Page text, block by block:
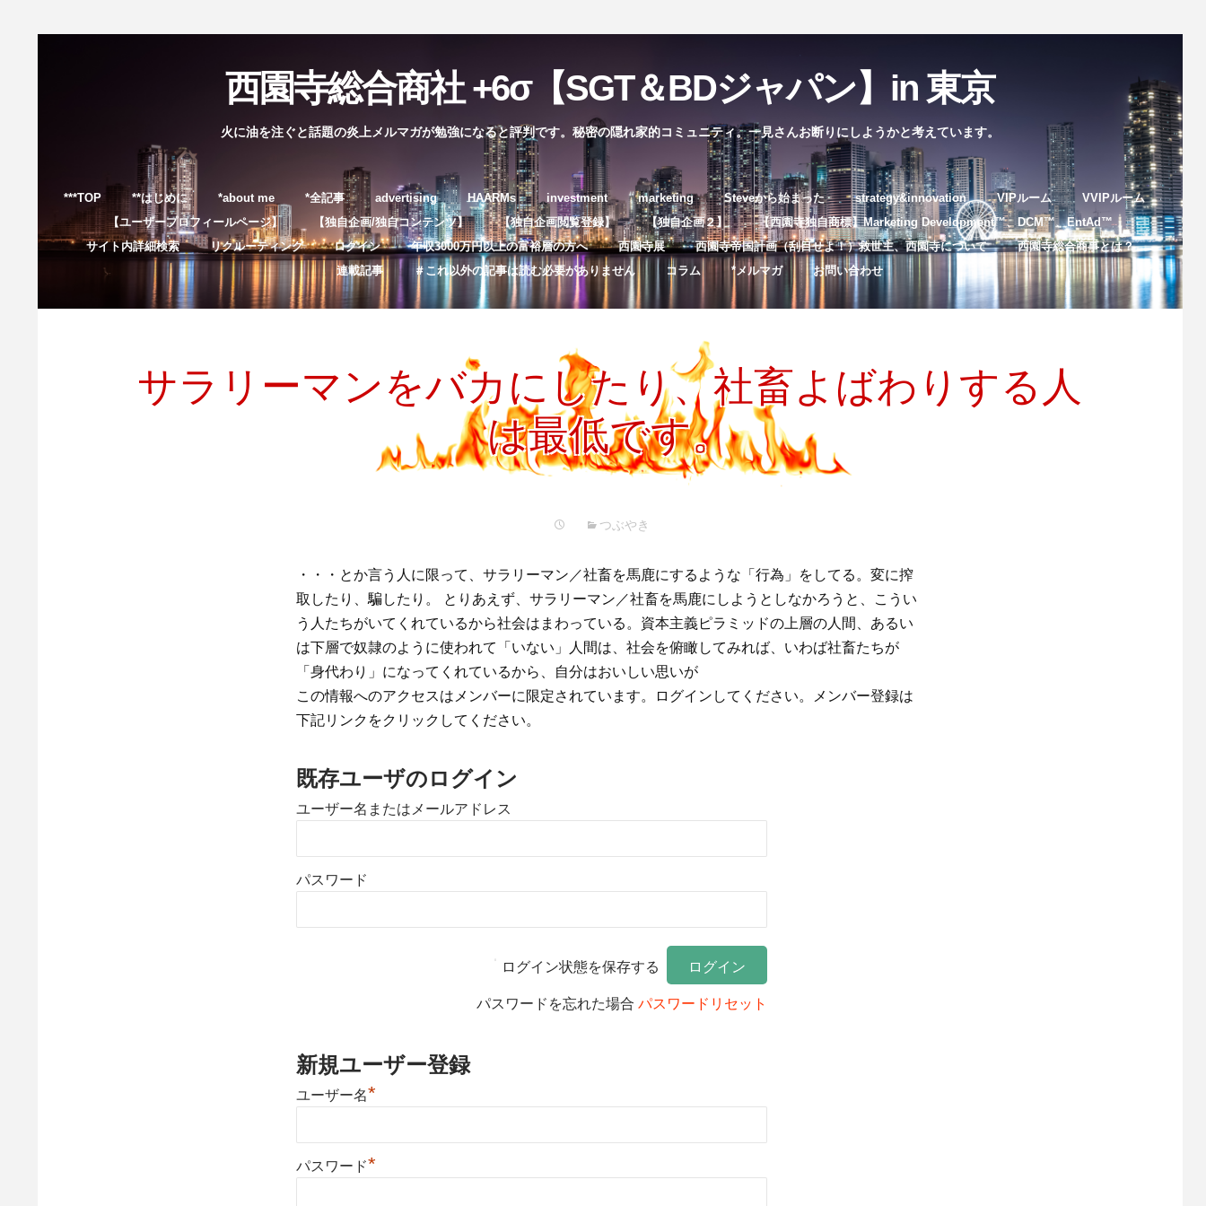
西園寺総合商社 +6σ【SGT＆BDジャパン】in 東京
火に油を注ぐと話題の炎上メルマガが勉強になると評判です。秘密の隠れ家的コミュニティ。一見さんお断りにしようかと考えています。
コ
ン
テ
ン
ッ
***TOP **はじめに *about me *全記事 advertising HAARMs investment marketing Steveから始まった strategy&innovation VIPルーム
VVIPルーム
【ユーザープロフィールページ】
【独自企画/独自コンテンツ】 【独自企画閲覧登録】 【独自企画２】
【西園寺独自商標】Marketing Development™️、DCM™️、EntAd™️
サイト内詳細検索
リクルーティング ログイン 年収3000万円以上の富裕層の方へ 西園寺展 西園寺帝国計画（刮目せよ！）救世主、西園寺について
西園寺総合商事とは？
連載記事
＃これ以外の記事は読む必要がありません コラム *メルマガ お問い合わせ
サラリーマンをバカにしたり、社畜よばわりする人
は最低です。
つぶやき
・・・とか言う人に限って、サラリーマン／社畜を馬鹿にするような「行為」をしてる。変に搾
取したり、騙したり。 とりあえず、サラリーマン／社畜を馬鹿にしようとしなかろうと、こうい
う人たちがいてくれているから社会はまわっている。資本主義ピラミッドの上層の人間、あるい
は下層で奴隷のように使われて「いない」人間は、社会を俯瞰してみれば、いわば社畜たちが
「身代わり」になってくれているから、自分はおいしい思いが
この情報へのアクセスはメンバーに限定されています。ログインしてください。メンバー登録は
下記リンクをクリックしてください。
既存ユーザのログイン
ユーザー名またはメールアドレス
パスワード
ログイン状態を保存する
パスワードを忘れた場合 パスワードリセット
新規ユーザー登録
ユーザー名*
パスワード*